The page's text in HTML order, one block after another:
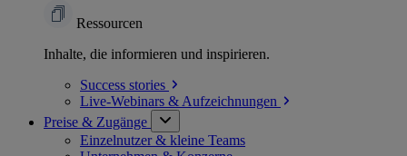
Ressourcen
Inhalte, die informieren und inspirieren.
Success stories
Live-Webinars & Aufzeichnungen
Preise & Zugänge
Einzelnutzer & kleine Teams